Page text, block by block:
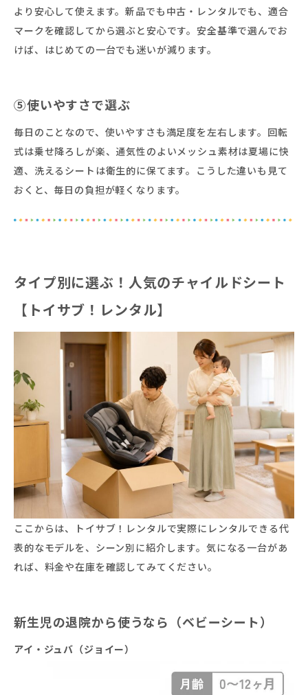
より安心して使えます。新品でも中古・レンタルでも、適合
マークを確認してから選ぶと安心です。安全基準で選んでお
けば、はじめての一台でも迷いが減ります。
⑤使いやすさで選ぶ
毎日のことなので、使いやすさも満足度を左右します。回転
式は乗せ降ろしが楽、通気性のよいメッシュ素材は夏場に快
適、洗えるシートは衛生的に保てます。こうした違いも見て
おくと、毎日の負担が軽くなります。
タイプ別に選ぶ！人気のチャイルドシート
【トイサブ！レンタル】
ここからは、トイサブ！レンタルで実際にレンタルできる代
表的なモデルを、シーン別に紹介します。気になる一台があ
れば、料金や在庫を確認してみてください。
新生児の退院から使うなら（ベビーシート）
アイ・ジュバ（ジョイー）